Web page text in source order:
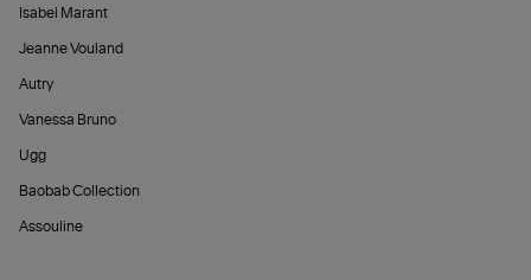
Isabel Marant
Jeanne Vouland
Autry
Vanessa Bruno
Ugg
Baobab Collection
Assouline